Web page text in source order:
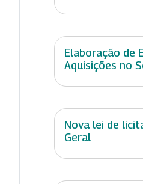
Elaboração de
Aquisições no
Nova lei de
Geral